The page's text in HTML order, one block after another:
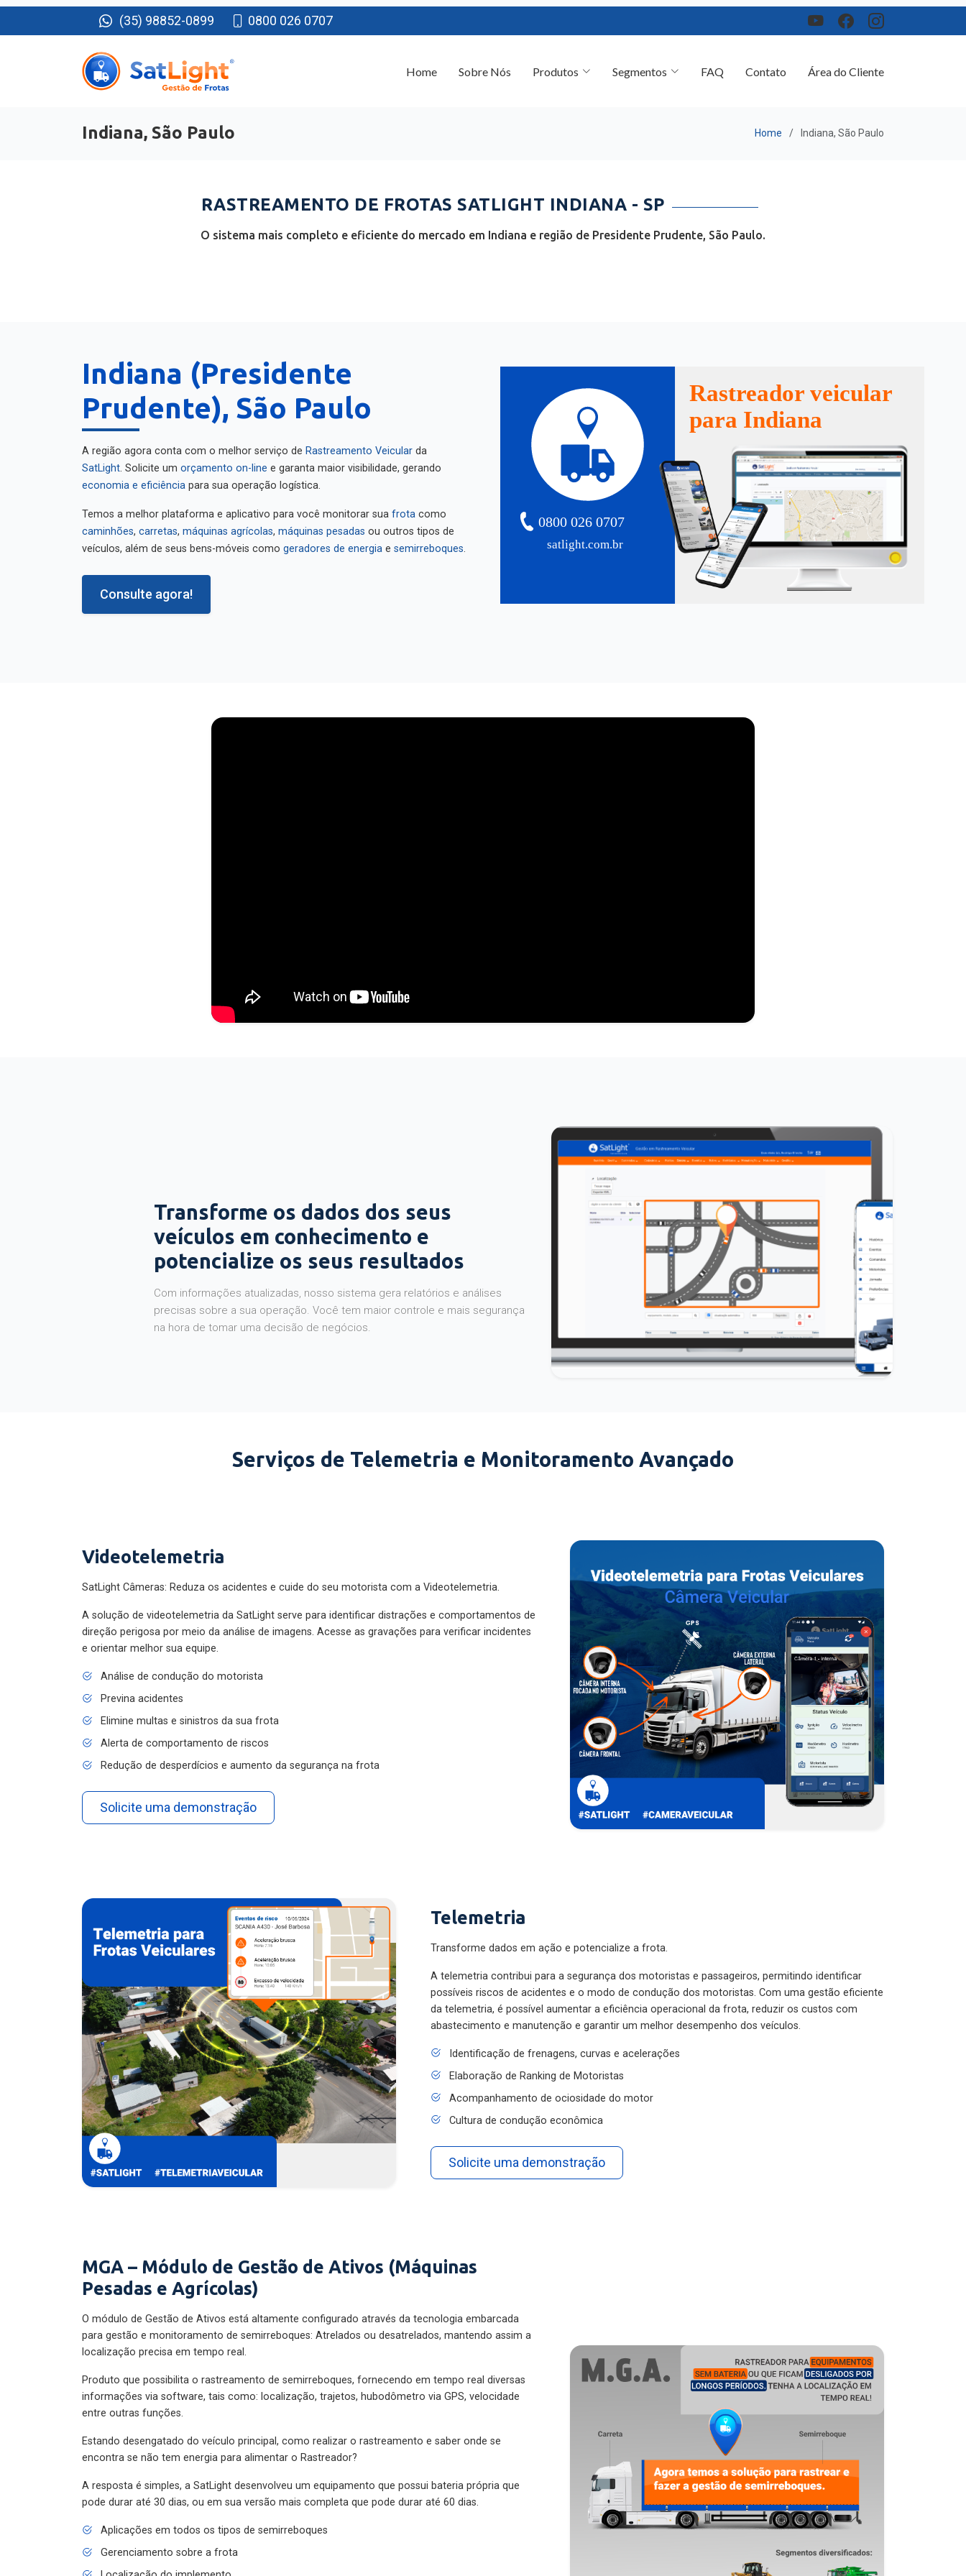
(35) 98852-0899 0800 026 0707
Área do Cliente
Indiana, São Paulo Home Indiana, São Paulo
RASTREAMENTO DE FROTAS SATLIGHT INDIANA - SP
O sistema mais completo e eficiente do mercado em Indiana e região de Presidente Prudente, São Paulo.
Indiana (Presidente
Prudente), São Paulo
A região agora conta com o melhor serviço de Rastreamento Veicular da
SatLight . Solicite um orçamento on-line e garanta maior visibilidade, gerando
economia e eficiência para sua operação logística.
Temos a melhor plataforma e aplicativo para você monitorar sua frota como
caminhões carretas máquinas agrícolas máquinas pesadas ou outros tipos de
veículos, além de seus bens-móveis como geradores de energia e semirreboques
Consulte agora!
satlight.com.br
0800 026 0707
Rastreador veicular
para Indiana
Transforme os dados dos seus
veículos em conhecimento e
potencialize os seus resultados
Com informações atualizadas, nosso sistema gera relatórios e análises
precisas sobre a sua operação. Você tem maior controle e mais segurança
na hora de tomar uma decisão de negócios.
Serviços de Telemetria e Monitoramento Avançado
Videotelemetria
SatLight Câmeras: Reduza os acidentes e cuide do seu motorista com a Videotelemetria.
A solução de videotelemetria da SatLight serve para identificar distrações e comportamentos de
direção perigosa por meio da análise de imagens. Acesse as gravações para verificar incidentes
e orientar melhor sua equipe.
Análise de condução do motorista
Previna acidentes
Elimine multas e sinistros da sua frota
Alerta de comportamento de riscos
Redução de desperdícios e aumento da segurança na frota
Solicite uma demonstração
Telemetria
Transforme dados em ação e potencialize a frota.
A telemetria contribui para a segurança dos motoristas e passageiros, permitindo identificar
possíveis riscos de acidentes e o modo de condução dos motoristas. Com uma gestão eficiente
da telemetria, é possível aumentar a eficiência operacional da frota, reduzir os custos com
abastecimento e manutenção e garantir um melhor desempenho dos veículos.
Identificação de frenagens, curvas e acelerações
Elaboração de Ranking de Motoristas
Acompanhamento de ociosidade do motor
Cultura de condução econômica
Solicite uma demonstração
MGA – Módulo de Gestão de Ativos (Máquinas
Pesadas e Agrícolas)
O módulo de Gestão de Ativos está altamente configurado através da tecnologia embarcada
para gestão e monitoramento de semirreboques: Atrelados ou desatrelados, mantendo assim a
localização precisa em tempo real.
Produto que possibilita o rastreamento de semirreboques, fornecendo em tempo real diversas
informações via software, tais como: localização, trajetos, hubodômetro via GPS, velocidade
entre outras funções.
Estando desengatado do veículo principal, como realizar o rastreamento e saber onde se
encontra se não tem energia para alimentar o Rastreador?
A resposta é simples, a SatLight desenvolveu um equipamento que possui bateria própria que
pode durar até 30 dias, ou em sua versão mais completa que pode durar até 60 dias.
Aplicações em todos os tipos de semirreboques
Gerenciamento sobre a frota
Localização do implemento